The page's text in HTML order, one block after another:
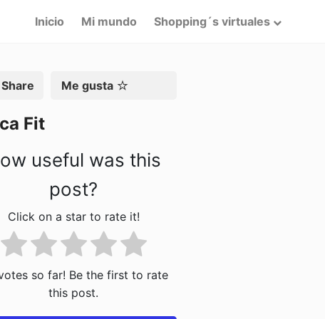
Inicio Mi mundo Shopping´s virtuales
Me gusta
Fit
useful was this
post?
Click on a star to rate it!
so far! Be the first to rate
this post.